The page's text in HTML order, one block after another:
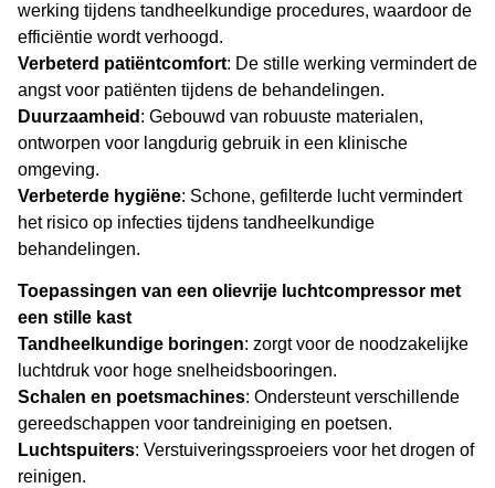
werking tijdens tandheelkundige procedures, waardoor de
efficiëntie wordt verhoogd.
Verbeterd patiëntcomfort: De stille werking vermindert de
angst voor patiënten tijdens de behandelingen.
Duurzaamheid : Gebouwd van robuuste materialen,
ontworpen voor langdurig gebruik in een klinische
omgeving.
Verbeterde hygiëne: Schone, gefilterde lucht vermindert
het risico op infecties tijdens tandheelkundige
behandelingen.
Toepassingen van een olievrije luchtcompressor met
een stille kast
Tandheelkundige boringen: zorgt voor de noodzakelijke
luchtdruk voor hoge snelheidsbooringen.
Schalen en poetsmachines: Ondersteunt verschillende
gereedschappen voor tandreiniging en poetsen.
Luchtspuiters: Verstuiveringssproeiers voor het drogen of
reinigen.